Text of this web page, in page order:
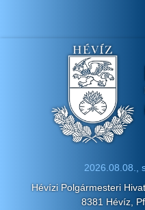
2026.08.08.,
Hévízi Polgármesteri
8381 Hévíz,